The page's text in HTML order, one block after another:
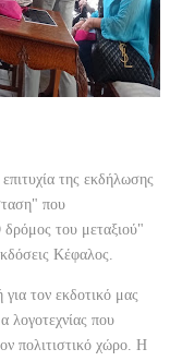
της εκδήλωσης
που
του μεταξιού"
Κέφαλος.
τον εκδοτικό μας
λογοτεχνίας που
πολιτιστικό χώρο. Η